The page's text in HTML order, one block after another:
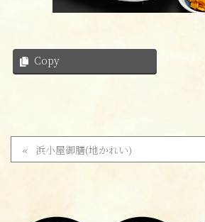
Copy
浜小屋御膳(地かれい)